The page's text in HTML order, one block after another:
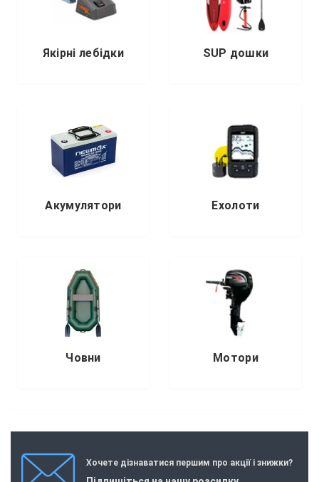
Якірні лебідки SUP дошки
Акумулятори Ехолоти
Човни Мотори
Хочете дізнаватися першим про акції і знижки?